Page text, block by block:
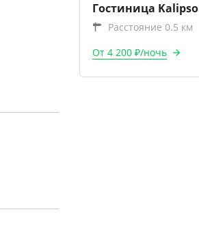
Гостиница Kalipso
Расстояние 0.5 км
От 4 200 ₽/ночь